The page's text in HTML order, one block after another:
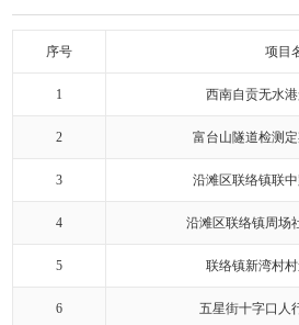
序号 项目
1 西南自贡无水
2 富台山隧道检测
3 沿滩区联络镇联
4 沿滩区联络镇周场
5 联络镇新湾村
6 五星街十字口人